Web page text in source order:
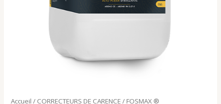
Accueil / CORRECTEURS DE CARENCE / FOSMAX ®